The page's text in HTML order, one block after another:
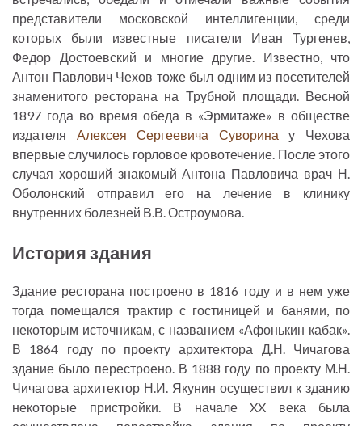
представители московской интеллигенции, среди
которых были известные писатели Иван Тургенев,
Федор Достоевский и многие другие. Известно, что
Антон Павлович Чехов тоже был одним из посетителей
знаменитого ресторана на Трубной площади. Весной
1897 года во время обеда в «Эрмитаже» в обществе
издателя Алексея Сергеевича Суворина у Чехова
впервые случилось горловое кровотечение. После этого
случая хороший знакомый Антона Павловича врач Н.
Оболонский отправил его на лечение в клинику
внутренних болезней В.В. Остроумова.
История здания
Здание ресторана построено в 1816 году и в нем уже
тогда помещался трактир с гостиницей и банями, по
некоторым источникам, с названием «Афонькин кабак».
В 1864 году по проекту архитектора Д.Н. Чичагова
здание было перестроено. В 1888 году по проекту М.Н.
Чичагова архитектор Н.И. Якунин осуществил к зданию
некоторые пристройки. В начале XX века была